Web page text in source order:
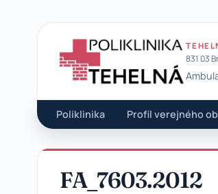
831 03
Poliklinika Profil verejného
FA_7603.2012